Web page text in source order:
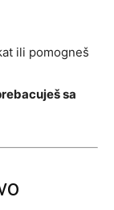
ili pomogneš
sa